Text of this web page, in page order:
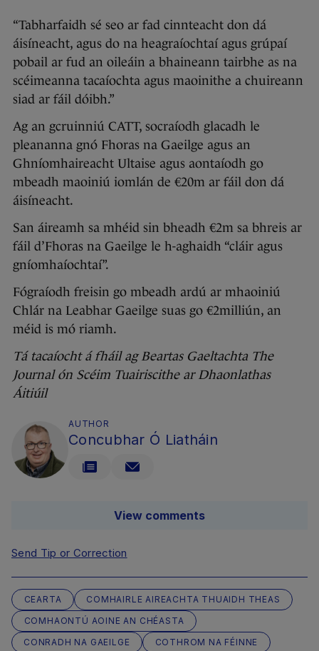
“Tabharfaidh sé seo ar fad cinnteacht don dá
áisíneacht, agus do na heagraíochtaí agus grúpaí
pobail ar fud an oileáin a bhaineann tairbhe as na
scéimeanna tacaíochta agus maoinithe a chuireann
siad ar fáil dóibh.”
Ag an gcruinniú CATT, socraíodh glacadh le
pleananna gnó Fhoras na Gaeilge agus an
Ghníomhaireacht Ultaise agus aontaíodh go
mbeadh maoiniú iomlán de €20m ar fáil don dá
áisíneacht.
San áireamh sa mhéid sin bheadh €2m sa bhreis ar
fáil d’Fhoras na Gaeilge le h-aghaidh “cláir agus
gníomhaíochtaí”.
Fógraíodh freisin go mbeadh ardú ar mhaoiniú
Chlár na Leabhar Gaeilge suas go €2milliún, an
méid is mó riamh.
Tá tacaíocht á fháil ag Beartas Gaeltachta The
Journal ón Scéim Tuairiscithe ar Dhaonlathas
Áitiúil
AUTHOR
Concubhar Ó Liatháin
View comments
Send Tip or Correction
CEARTA
COMHAIRLE AIREACHTA THUAIDH THEAS
COMHAONTÚ AOINE AN CHÉASTA
CONRADH NA GAEILGE
COTHROM NA FÉINNE